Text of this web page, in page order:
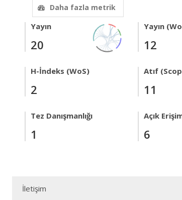
Daha fazla metrik
Yayın
20
Yayın
12
H-İndeks (WoS)
2
Atıf
11
Tez Danışmanlığı
1
Açık
6
İletişim